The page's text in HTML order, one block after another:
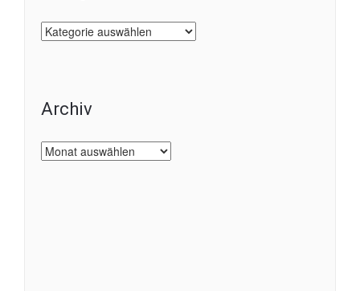
Kategorien
Archiv
Archiv